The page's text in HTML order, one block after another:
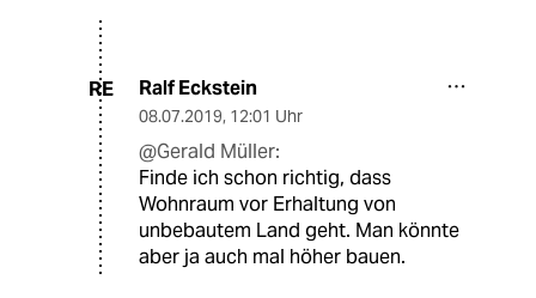
RE Ralf Eckstein
08.07.2019, 12:01 Uhr
@Gerald Müller:
Finde ich schon richtig, dass
Wohnraum vor Erhaltung von
unbebautem Land geht. Man könnte
aber ja auch mal höher bauen.